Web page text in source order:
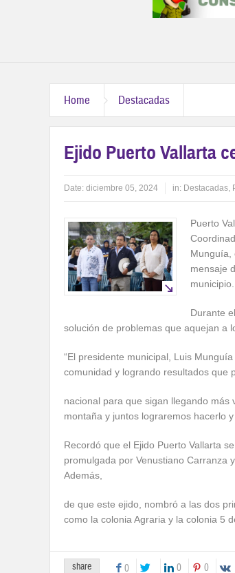
Home Destacadas
Ejido Puerto Vallarta
Date: diciembre 05, 2024 in: Destacadas,
Puerto
Munguía,
mensaje
municipio.
Durante
solución de problemas que aquejan a
“El presidente municipal, Luis
comunidad y logrando resultados que
nacional para que sigan llegando
montaña y juntos lograremos hacerlo
Recordó que el Ejido Puerto Vallarta
promulgada por Venustiano Carranza
Además,
de que este ejido, nombró a las dos
como la colonia Agraria y la colonia 5
share 0 0 0